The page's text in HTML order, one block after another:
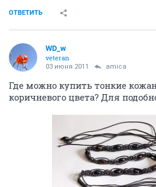
ОТВЕТИТЬ
WD_w
veteran
03 июня 2011 amica
Где можно купить тонкие
коричневого цвета? Для